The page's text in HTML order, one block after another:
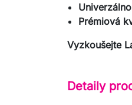
Prémiová
Vyzkoušejte
Detaily